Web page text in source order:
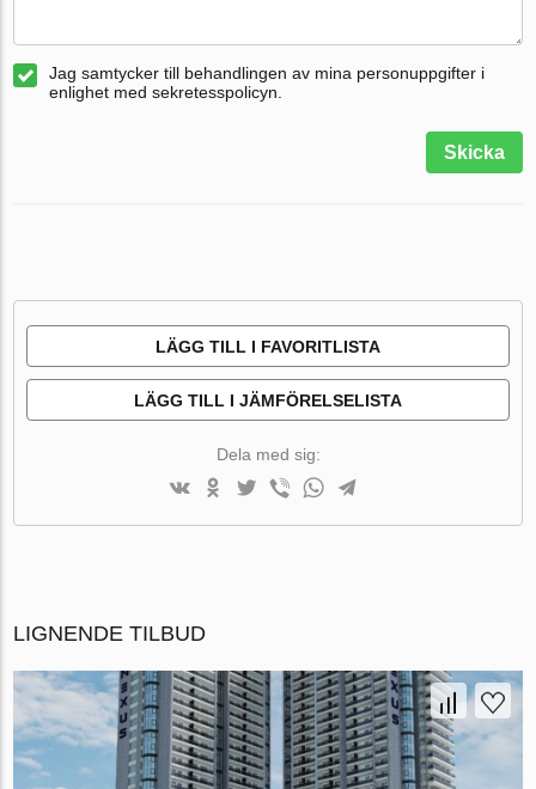
Jag samtycker till behandlingen av mina personuppgifter i
enlighet med sekretesspolicyn.
Skicka
LÄGG TILL I FAVORITLISTA
LÄGG TILL I JÄMFÖRELSELISTA
Dela med sig:
LIGNENDE TILBUD